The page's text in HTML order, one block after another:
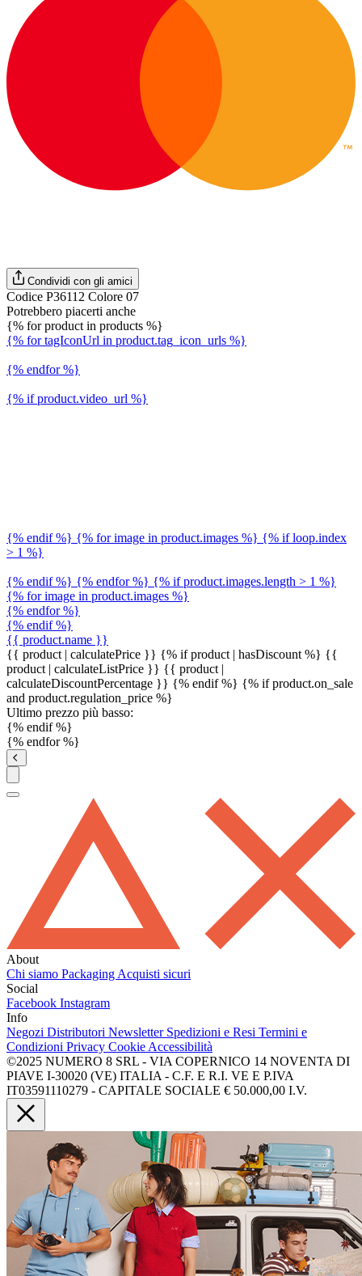
Condividi con gli amici
Codice P36112 Colore 07
Potrebbero piacerti anche
{% for product in products %}
{% for tagIconUrl in product.tag_icon_urls %}
{% endfor %}
{% if product.video_url %}
{% endif %} {% for image in product.images %} {% if loop.index
> 1 %}
{% endif %} {% endfor %} {% if product.images.length > 1 %}
{% for image in product.images %}
{% endfor %}
{% endif %}
{{ product.name }}
{{ product | calculatePrice }} {% if product | hasDiscount %} {{
product | calculateListPrice }} {{ product |
calculateDiscountPercentage }} {% endif %} {% if product.on_sale
and product.regulation_price %}
Ultimo prezzo più basso:
{% endif %}
{% endfor %}
About
Chi siamo Packaging Acquisti sicuri
Social
Facebook Instagram
Info
Negozi Distributori Newsletter Spedizioni e Resi Termini e
Condizioni Privacy Cookie Accessibilità
©2025 NUMERO 8 SRL - VIA COPERNICO 14 NOVENTA DI
PIAVE I-30020 (VE) ITALIA - C.F. E R.I. VE E P.IVA
IT03591110279 - CAPITALE SOCIALE € 50.000,00 I.V.